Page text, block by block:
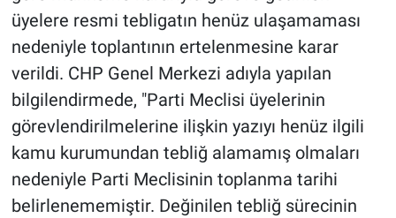
üyelere resmi tebligatın henüz ulaşamaması
nedeniyle toplantının ertelenmesine karar
verildi. CHP Genel Merkezi adıyla yapılan
bilgilendirmede, "Parti Meclisi üyelerinin
görevlendirilmelerine ilişkin yazıyı henüz ilgili
kamu kurumundan tebliğ alamamış olmaları
nedeniyle Parti Meclisinin toplanma tarihi
belirlenememiştir. Değinilen tebliğ sürecinin